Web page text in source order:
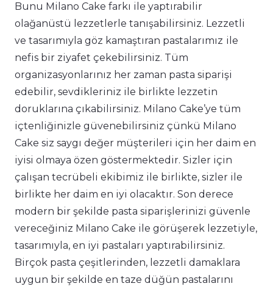
Bunu Milano Cake farkı ile yaptırabilir
olağanüstü lezzetlerle tanışabilirsiniz. Lezzetli
ve tasarımıyla göz kamaştıran pastalarımız ile
nefis bir ziyafet çekebilirsiniz. Tüm
organizasyonlarınız her zaman pasta siparişi
edebilir, sevdikleriniz ile birlikte lezzetin
doruklarına çıkabilirsiniz. Milano Cake’ye tüm
içtenliğinizle güvenebilirsiniz çünkü Milano
Cake siz saygı değer müşterileri için her daim en
iyisi olmaya özen göstermektedir. Sizler için
çalışan tecrübeli ekibimiz ile birlikte, sizler ile
birlikte her daim en iyi olacaktır. Son derece
modern bir şekilde pasta siparişlerinizi güvenle
vereceğiniz Milano Cake ile görüşerek lezzetiyle,
tasarımıyla, en iyi pastaları yaptırabilirsiniz.
Birçok pasta çeşitlerinden, lezzetli damaklara
uygun bir şekilde en taze düğün pastalarını